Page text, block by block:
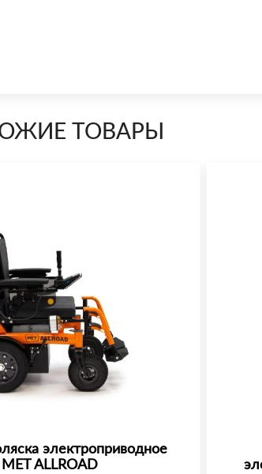
ТОВАРЫ
электроприводное
MET ALLROAD